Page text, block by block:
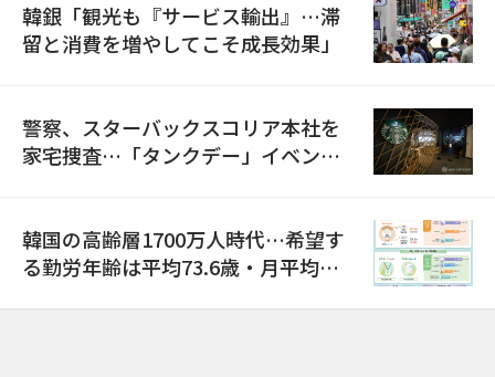
韓銀「観光も『サービス輸出』…滞
留と消費を増やしてこそ成長効果」
警察、スターバックスコリア本社を
家宅捜査…「タンクデー」イベント
韓国の高齢層1700万人時代…希望す
る勤労年齢は平均73.6歳・月平均賃